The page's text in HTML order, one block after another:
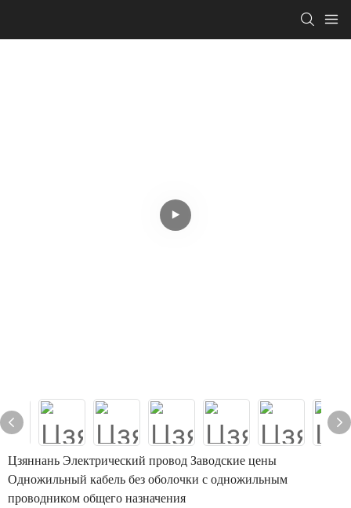
Цзяннань Электрический провод Заводские цены
Одножильный кабель без оболочки с одножильным
проводником общего назначения